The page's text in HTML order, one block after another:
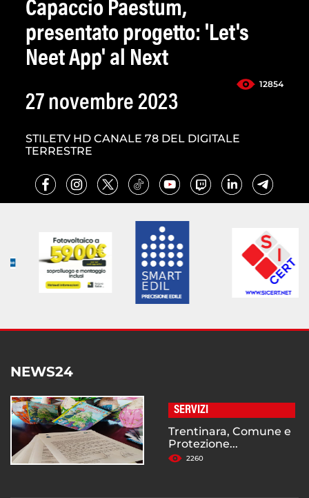
Capaccio Paestum,
presentato progetto: 'Let's
Neet App' al Next
12854
27 novembre 2023
STILETV HD CANALE 78 DEL DIGITALE
TERRESTRE
NEWS24
SERVIZI
Trentinara, Comune e
Protezione...
2260